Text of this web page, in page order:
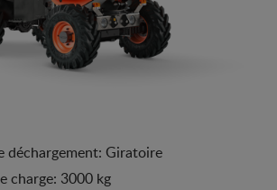
déchargement: Giratoire
charge: 3000 kg